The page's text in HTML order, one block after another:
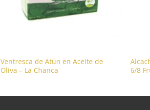
Ventresca de Atún en Aceite de
Oliva – La Chanca
6/8